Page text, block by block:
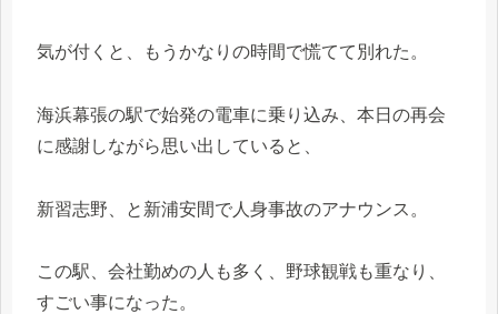
気が付くと、もうかなりの時間で慌てて別れた。
海浜幕張の駅で始発の電車に乗り込み、本日の再会
に感謝しながら思い出していると、
新習志野、と新浦安間で人身事故のアナウンス。
この駅、会社勤めの人も多く、野球観戦も重なり、
すごい事になった。